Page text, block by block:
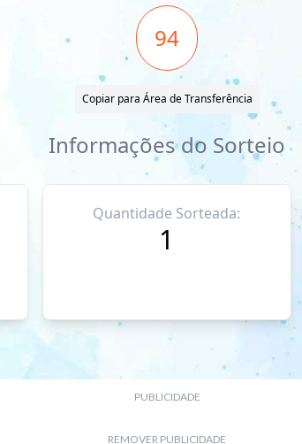
94
Copiar para Área de Transferência
Informações do Sorteio
Quantidade Sorteada:
1
PUBLICIDADE
REMOVER PUBLICIDADE